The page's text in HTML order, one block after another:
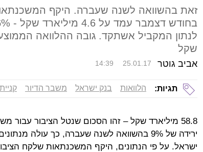
זאת בהשוואה לשנה שעברה. היקף
שקל
אביב גוטר 14:39 25.01.17
תגיות: הלוואות בנק ישראל משבר הדיור
ירידה של 9% בהשוואה לשנה שעברה, כך עולה